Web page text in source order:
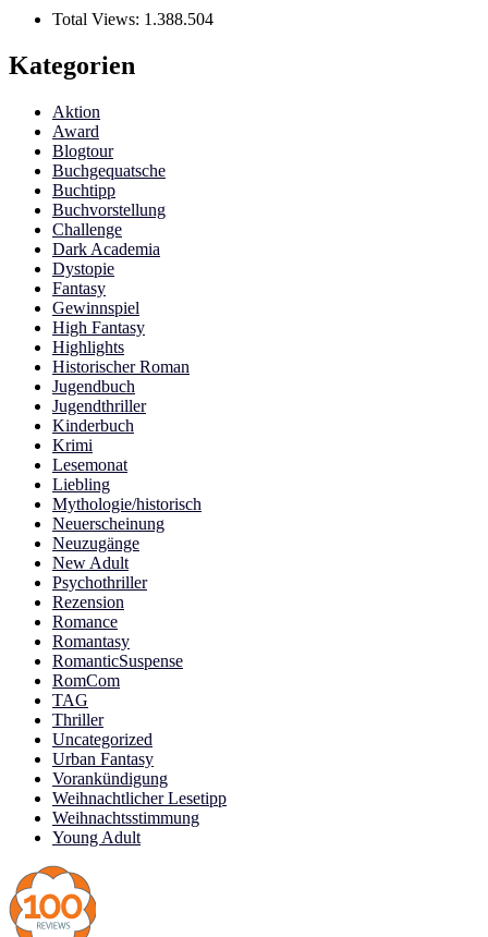
Total Views: 1.388.504
Kategorien
Aktion
Award
Blogtour
Buchgequatsche
Buchtipp
Buchvorstellung
Challenge
Dark Academia
Dystopie
Fantasy
Gewinnspiel
High Fantasy
Highlights
Historischer Roman
Jugendbuch
Jugendthriller
Kinderbuch
Krimi
Lesemonat
Liebling
Mythologie/historisch
Neuerscheinung
Neuzugänge
New Adult
Psychothriller
Rezension
Romance
Romantasy
RomanticSuspense
RomCom
TAG
Thriller
Uncategorized
Urban Fantasy
Vorankündigung
Weihnachtlicher Lesetipp
Weihnachtsstimmung
Young Adult